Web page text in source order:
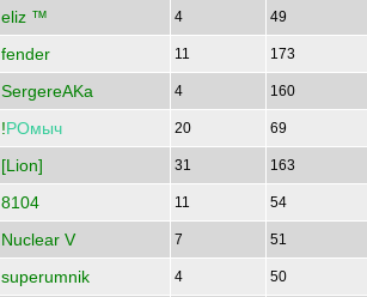
eliz ™ 4 49
fender 11 173
SergereAKa 4 160
!РОмыч 20 69
[Lion] 31 163
8104 11 54
Nuclear V 7 51
superumnik 4 50